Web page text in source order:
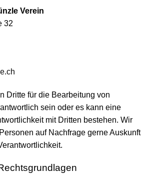
Verein
32
Dritte für die Bearbeitung von
sein oder es kann eine
mit Dritten bestehen. Wir
auf Nach­frage gerne Auskunft